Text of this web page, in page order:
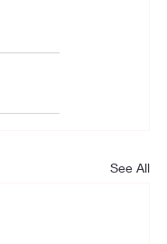
See All